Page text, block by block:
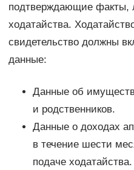
подтверждающие факты,
ходатайства.
свидетельство должны
данные:
Данные об
и родственников.
Данные о доходах
в течение шести
подаче ходатайства.